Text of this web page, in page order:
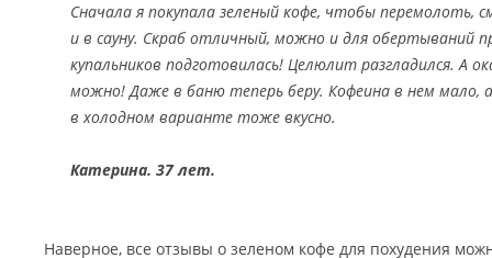
Сначала я покупала зеленый кофе, чтобы перемолоть,
и в сауну. Скраб отличный, можно и для обертываний
купальников подготовилась! Целюлит разгладился. А
можно! Даже в баню теперь беру. Кофеина в нем
в холодном варианте тоже вкусно.
Катерина. 37 лет.
Наверное, все отзывы о зеленом кофе для похудения